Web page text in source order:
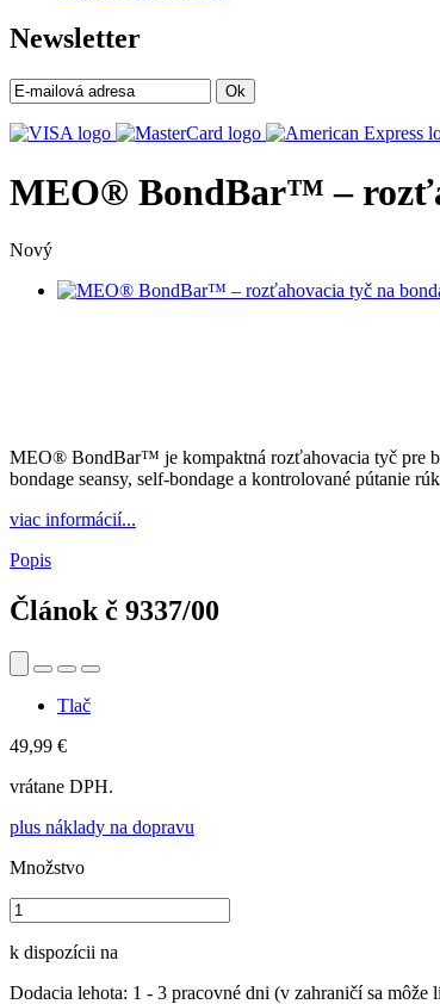
Newsletter
Ok
MEO® BondBar™ –
Nový
MEO® BondBar™ je kompaktná rozťahovacia tyč pre
bondage seansy, self-bondage a kontrolované pútanie
viac informácií...
Popis
Článok č 9337/00
Tlač
49,99 €
vrátane DPH.
plus náklady na dopravu
Množstvo
k dispozícii na
Dodacia lehota: 1 - 3 pracovné dni (v zahraničí sa